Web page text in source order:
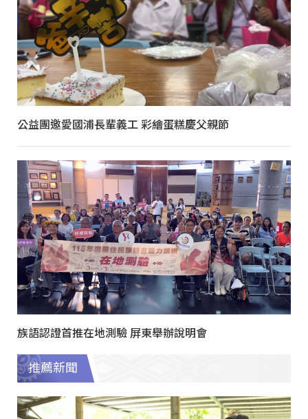
公益團邀愛國浦長輩義工 彩繪蛋糕慶父親節
族語認證首推在地測驗 屏東舉辦說明會
推薦新聞